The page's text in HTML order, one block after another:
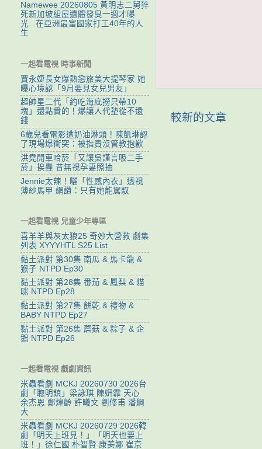
較新的文章
Namewee 20260805 黃明志二舅猝
死新加坡組屋遺體發臭一週才曝
光...在亞洲最富國家打工40年的人
生
一起看電視 時事新聞
賈永婕長女爆熱戀旅美大提琴家 她
曝心境認「9月要見女兒男友」
超帥星二代「約吃海底撈只帶10
塊」還點貴的！爆讓人代墊從不還
錢
6歲兒看電影遭奶油淋頭！陳凱琳認
了現場爆衝突：被指責沒管教抱歉
洪堯開車哈菸「又讓吳謹言吸二手
菸」挨轟 昔無視孕妻照抽
Jennie太辣！曬「性感內衣」透視
薄紗馬甲 網讚：只有她能駕馭
一起看電視 兒童少年專區
喜羊羊與灰太狼25 奇妙大營救 劇集
列表 XYYYHTL S25 List
黏土派對 第30集 南瓜 & 馬卡龍 &
猴子 NTPD Ep30
黏土派對 第28集 番茄 & 鳳梨 & 貓
咪 NTPD Ep28
黏土派對 第27集 餅乾 & 禮物 &
BABY NTPD Ep27
黏土派對 第26集 蘑菇 & 粽子 & 企
鵝 NTPD Ep26
一起看電視 戲劇資訊
米蟲看劇 MCKJ 20260730 2026台
劇「聰明鎮」梁詠琪 陳姸霏 天心
余杰恩 鄭煒齡 許曦文 劉修甫 潘綱
大
米蟲看劇 MCKJ 20260729 2026韓
劇「明天上班見！」「明天也要上
班！」徐仁國 朴智賢 康美娜 崔京